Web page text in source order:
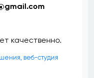
качественно.
веб-студия